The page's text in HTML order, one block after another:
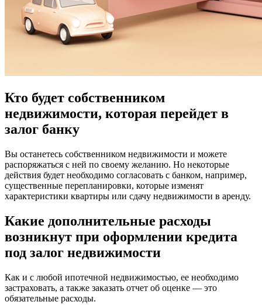
Кто будет собственником
недвижимости, которая перейдет в
залог банку
Вы останетесь собственником недвижимости и можете
распоряжаться с ней по своему желанию. Но некоторые
действия будет необходимо согласовать с банком, например,
существенные перепланировки, которые изменят
характеристики квартиры или сдачу недвижимости в аренду.
Какие дополнительные расходы
возникнут при оформлении кредита
под залог недвижимости
Как и с любой ипотечной недвижимостью, ее необходимо
застраховать, а также заказать отчет об оценке — это
обязательные расходы.